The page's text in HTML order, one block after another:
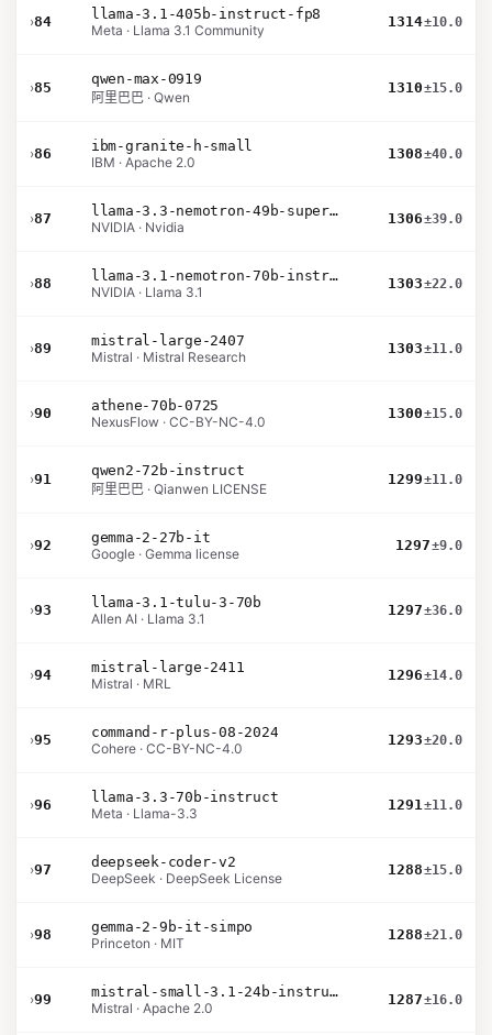
›84
llama-3.1-405b-instruct-fp8
Meta · Llama 3.1 Community
1314±10.0
›85
qwen-max-0919
阿里巴巴 · Qwen
1310±15.0
›86
ibm-granite-h-small
IBM · Apache 2.0
1308±40.0
›87
llama-3.3-nemotron-49b-super-v1
NVIDIA · Nvidia
1306±39.0
›88
llama-3.1-nemotron-70b-instruct
NVIDIA · Llama 3.1
1303±22.0
›89
mistral-large-2407
Mistral · Mistral Research
1303±11.0
›90
athene-70b-0725
NexusFlow · CC-BY-NC-4.0
1300±15.0
›91
qwen2-72b-instruct
阿里巴巴 · Qianwen LICENSE
1299±11.0
›92
gemma-2-27b-it
Google · Gemma license
1297±9.0
›93
llama-3.1-tulu-3-70b
Allen AI · Llama 3.1
1297±36.0
›94
mistral-large-2411
Mistral · MRL
1296±14.0
›95
command-r-plus-08-2024
Cohere · CC-BY-NC-4.0
1293±20.0
›96
llama-3.3-70b-instruct
Meta · Llama-3.3
1291±11.0
›97
deepseek-coder-v2
DeepSeek · DeepSeek License
1288±15.0
›98
gemma-2-9b-it-simpo
Princeton · MIT
1288±21.0
›99
mistral-small-3.1-24b-instruct-2503
Mistral · Apache 2.0
1287±16.0